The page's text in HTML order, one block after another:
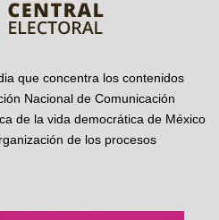
que concentra los contenidos
Nacional de Comunicación
de la vida democrática de México
de los procesos